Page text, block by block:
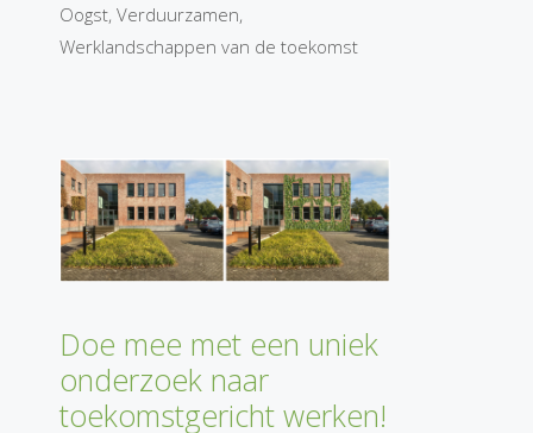
Oogst, Verduurzamen,
Werklandschappen van de toekomst
Doe mee met een uniek
onderzoek naar
toekomstgericht werken!